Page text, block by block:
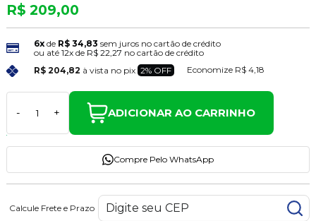
R$ 209,00
6xde R$ 34,83 sem juros no cartão de crédito
ou até 12xde R$ 22,27 no cartão de crédito
R$ 204,82 à vista no pix 2% OFF Economize R$ 4,18
- + ADICIONAR AO CARRINHO
Compre Pelo WhatsApp
Calcule Frete e Prazo